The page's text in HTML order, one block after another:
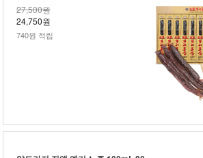
27,500원
24,750원
740원 적립